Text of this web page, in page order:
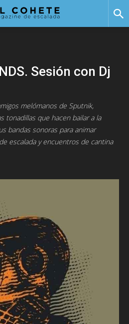
Sesión con Dj
melómanos de Sputnik,
tonadillas que hacen bailar a la
bandas sonoras para animar
escalada y encuentros de cantina